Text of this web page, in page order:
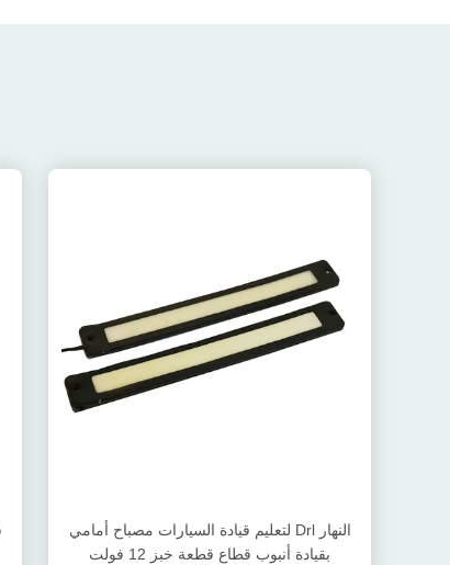
النهار Drl لتعليم قيادة السيارات مصباح أمامي
بقيادة أنبوب قطاع قطعة خبز 12 فولت